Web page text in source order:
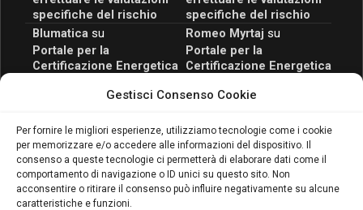
Gestisci Consenso Cookie
Per fornire le migliori esperienze, utilizziamo tecnologie come i cookie
per memorizzare e/o accedere alle informazioni del dispositivo. Il
consenso a queste tecnologie ci permetterà di elaborare dati come il
comportamento di navigazione o ID unici su questo sito. Non
acconsentire o ritirare il consenso può influire negativamente su alcune
caratteristiche e funzioni.
specifiche del rischio
specifiche del rischio
Blumaticasu
Portale per la
Certificazione Energetica
scopri il Corso Blumatica
Romeo Myrtaj su
Portale per la
Certificazione Energetica
scopri il Corso Blumatica
Blumaticasu
Coordinatore della
Sicurezza: cosa è
richiesto per abilitazione
e aggiornamento